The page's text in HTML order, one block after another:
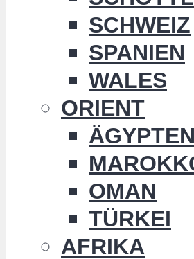
SCHWEIZ
SPANIEN
WALES
ORIENT
ÄGYPTEN
OMAN
TÜRKEI
AFRIKA